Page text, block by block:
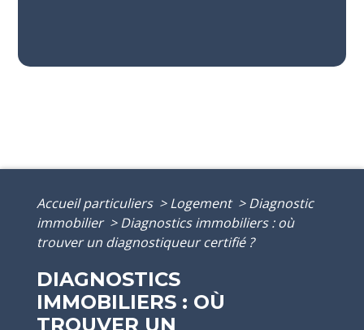
Accueil particuliers > Logement > Diagnostic
immobilier > Diagnostics immobiliers : où
trouver un diagnostiqueur certifié ?
DIAGNOSTICS
IMMOBILIERS : OÙ
TROUVER UN